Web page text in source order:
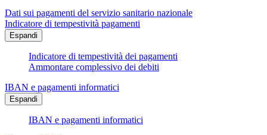
Dati sui pagamenti del servizio sanitario nazionale
Indicatore di tempestività pagamenti
Espandi
Indicatore di tempestività dei pagamenti
Ammontare complessivo dei debiti
IBAN e pagamenti informatici
Espandi
IBAN e pagamenti informatici